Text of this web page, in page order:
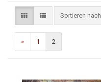
Sortieren nach
« 1 2